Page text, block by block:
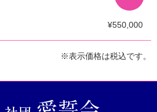
¥550,000
※表示価格は税込です。